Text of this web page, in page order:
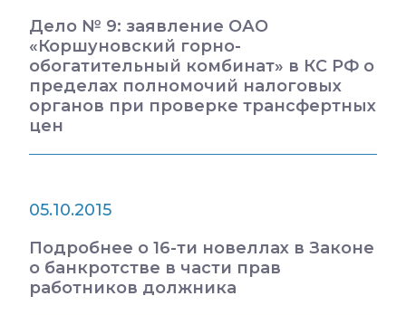
Дело № 9: заявление ОАО
«Коршуновский горно-
обогатительный комбинат» в КС РФ о
пределах полномочий налоговых
органов при проверке трансфертных
цен
05.10.2015
Подробнее о 16-ти новеллах в Законе
о банкротстве в части прав
работников должника